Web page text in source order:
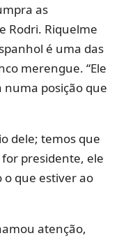
as
Rodri. Riquelme
é uma das
merengue. “Ele
posição que
dele; temos que
presidente, ele
o que estiver ao
atenção,